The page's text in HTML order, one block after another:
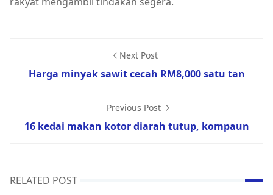
Next Post
Harga minyak sawit cecah RM8,000 satu tan
Previous Post
16 kedai makan kotor diarah tutup, kompaun
RELATED POST